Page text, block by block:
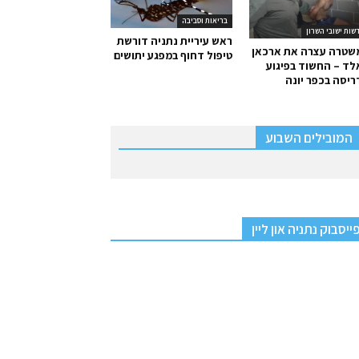
בריאות וסביבה
ראש עיריית נתניה דורשת
טיפול דחוף במפגע יתושים
ישובי השרון
עצרה את ארכאן
– החשוד בפיגוע
בכפר יונה
המובילים השבוע
פייסבוק נתניה און ליין